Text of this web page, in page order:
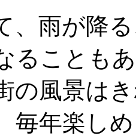
、雨が降
ることも
の風景は
毎年楽し